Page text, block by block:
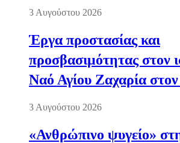
3 Αυγούστου 2026
Έργα προστασίας και
προσβασιμότητας στον
Ναό Αγίου Ζαχαρία
3 Αυγούστου 2026
«Ανθρώπινο ψυγείο»